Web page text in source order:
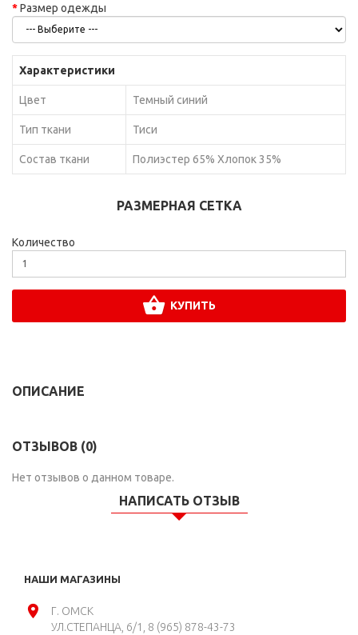
Размер одежды
Характеристики
Цвет Темный синий
Тип ткани Тиси
Состав ткани Полиэстер 65% Хлопок 35%
РАЗМЕРНАЯ СЕТКА
Количество
КУПИТЬ
ОПИСАНИЕ
ОТЗЫВОВ (0)
Нет отзывов о данном товаре.
НАПИСАТЬ ОТЗЫВ
НАШИ МАГАЗИНЫ
Г. ОМСК
УЛ.СТЕПАНЦА, 6/1
8 (965) 878-43-73